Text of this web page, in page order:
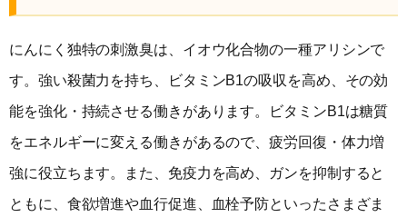
にんにく独特の刺激臭は、イオウ化合物の一種アリシンで
す。強い殺菌力を持ち、ビタミンB1の吸収を高め、その効
能を強化・持続させる働きがあります。ビタミンB1は糖質
をエネルギーに変える働きがあるので、疲労回復・体力増
強に役立ちます。また、免疫力を高め、ガンを抑制すると
ともに、食欲増進や血行促進、血栓予防といったさまざま